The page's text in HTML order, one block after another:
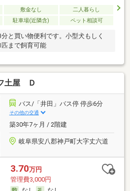
敷金なし
二人暮らし
駐車場(近隣含) ペット相談可
と買い物便利です。小型犬もしく
匹まで飼育可能
土屋 Ｄ
バス/「井田」バス停 停歩6分
その他の交通
築30年7ヶ月 / 2階建
岐阜県安八郡神戸町大字丈六道
3.70万円
管理費3,000円